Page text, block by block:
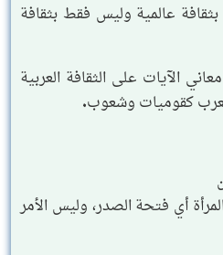
عالمية وليس فقط بثقافة
الآيات على الثقافة العربية
كقوميات وشعوب.
أي فتحة الصدر، وليس الأمر